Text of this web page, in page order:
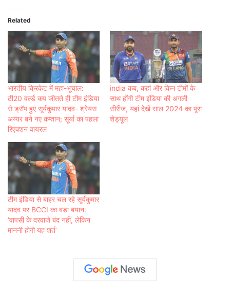
Related
भारतीय क्रिकेट में महा-भूचाल:
टी20 वर्ल्ड कप जीतते ही टीम इंडिया
से ड्रॉप हुए सूर्यकुमार यादव- श्रेयस
अय्यर बने नए कप्तान; सूर्या का पहला
रिएक्शन वायरल
india कब, कहां और किन टीमों के
साथ होंगी टीम इंडिया की अगली
सीरीज, यहां देखें साल 2024 का पूरा
शेड्यूल
टीम इंडिया से बाहर चल रहे सूर्यकुमार
यादव पर BCCI का बड़ा बयान:
‘वापसी के दरवाजे बंद नहीं, लेकिन
माननी होगी यह शर्त’